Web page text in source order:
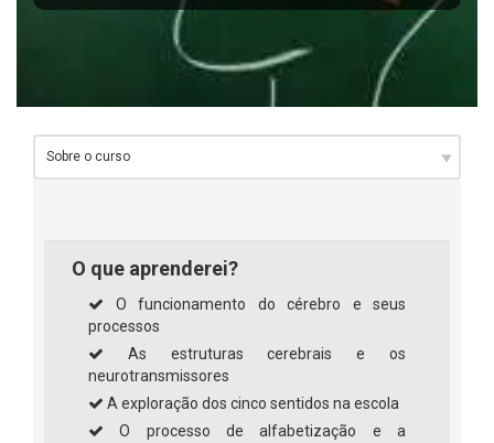
O que aprenderei?
O funcionamento do cérebro e seus
processos
As estruturas cerebrais e os
neurotransmissores
A exploração dos cinco sentidos na escola
O processo de alfabetização e a